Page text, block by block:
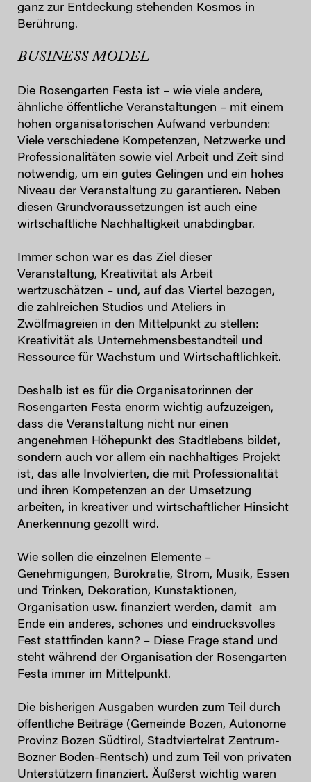
ganz zur Entdeckung stehenden Kosmos in
Berührung.
BUSINESS MODEL
Die Rosengarten Festa ist – wie viele andere,
ähnliche öffentliche Veranstaltungen – mit einem
hohen organisatorischen Aufwand verbunden:
Viele verschiedene Kompetenzen, Netzwerke und
Professionalitäten sowie viel Arbeit und Zeit sind
notwendig, um ein gutes Gelingen und ein hohes
Niveau der Veranstaltung zu garantieren. Neben
diesen Grundvoraussetzungen ist auch eine
wirtschaftliche Nachhaltigkeit unabdingbar.
Immer schon war es das Ziel dieser
Veranstaltung, Kreativität als Arbeit
wertzuschätzen – und, auf das Viertel bezogen,
die zahlreichen Studios und Ateliers in
Zwölfmagreien in den Mittelpunkt zu stellen:
Kreativität als Unternehmensbestandteil und
Ressource für Wachstum und Wirtschaftlichkeit.
Deshalb ist es für die Organisatorinnen der
Rosengarten Festa enorm wichtig aufzuzeigen,
dass die Veranstaltung nicht nur einen
angenehmen Höhepunkt des Stadtlebens bildet,
sondern auch vor allem ein nachhaltiges Projekt
ist, das alle Involvierten, die mit Professionalität
und ihren Kompetenzen an der Umsetzung
arbeiten, in kreativer und wirtschaftlicher Hinsicht
Anerkennung gezollt wird.
Wie sollen die einzelnen Elemente –
Genehmigungen, Bürokratie, Strom, Musik, Essen
und Trinken, Dekoration, Kunstaktionen,
Organisation usw. finanziert werden, damit am
Ende ein anderes, schönes und eindrucksvolles
Fest stattfinden kann? – Diese Frage stand und
steht während der Organisation der Rosengarten
Festa immer im Mittelpunkt.
Die bisherigen Ausgaben wurden zum Teil durch
öffentliche Beiträge (Gemeinde Bozen, Autonome
Provinz Bozen Südtirol, Stadtviertelrat Zentrum-
Bozner Boden-Rentsch) und zum Teil von privaten
Unterstützern finanziert. Äußerst wichtig waren